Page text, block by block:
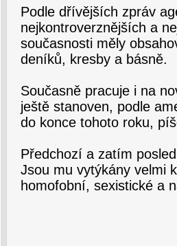
Podle dřívějších zpráv
nejkontroverznějších a
současnosti měly
deníků, kresby a básně.
Současně pracuje i na
ještě stanoven, podle
do konce tohoto roku,
Předchozí a zatím
Jsou mu vytýkány velmi
homofobní, sexistické a